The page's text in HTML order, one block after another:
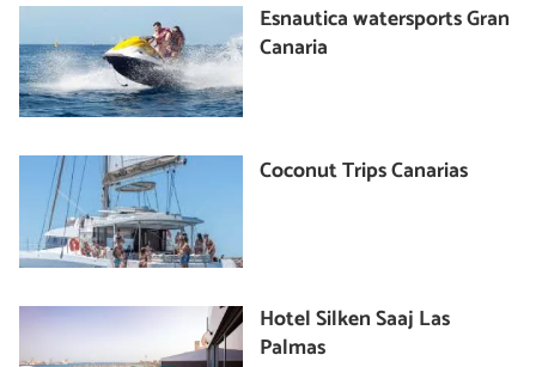
Esnautica watersports Gran
Canaria
Coconut Trips Canarias
Hotel Silken Saaj Las
Palmas